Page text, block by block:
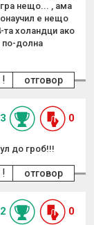
нещо... , ама
е нещо
та холандци ако
по-долна
отговор
!
3 0
до гроб!!!
отговор
!
2 0